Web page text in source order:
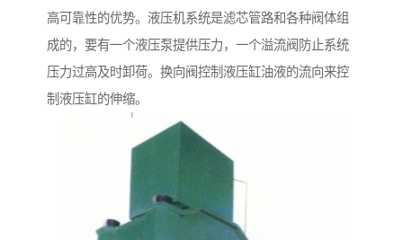
高可靠性的优势。液压机系统是滤芯管路和各种阀体组
成的，要有一个液压泵提供压力，一个溢流阀防止系统
压力过高及时卸荷。换向阀控制液压缸油液的流向来控
制液压缸的伸缩。